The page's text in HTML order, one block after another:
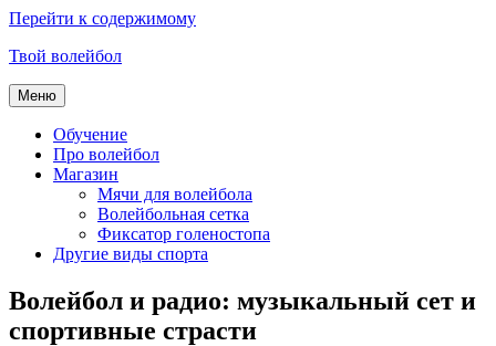
Перейти к содержимому
Твой волейбол
Меню
Обучение
Про волейбол
Магазин
Мячи для волейбола
Волейбольная сетка
Фиксатор голеностопа
Другие виды спорта
Волейбол и радио: музыкальный сет и
спортивные страсти